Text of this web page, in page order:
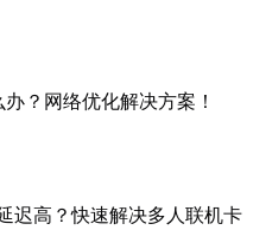
？网络优化解决方案！
迟高？快速解决多人联机卡